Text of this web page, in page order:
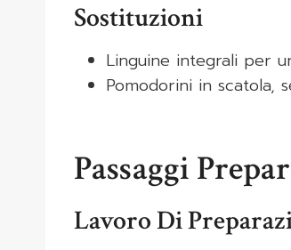
Sostituzioni
Linguine integrali per
Pomodorini in scatola,
Passaggi
Lavoro Di